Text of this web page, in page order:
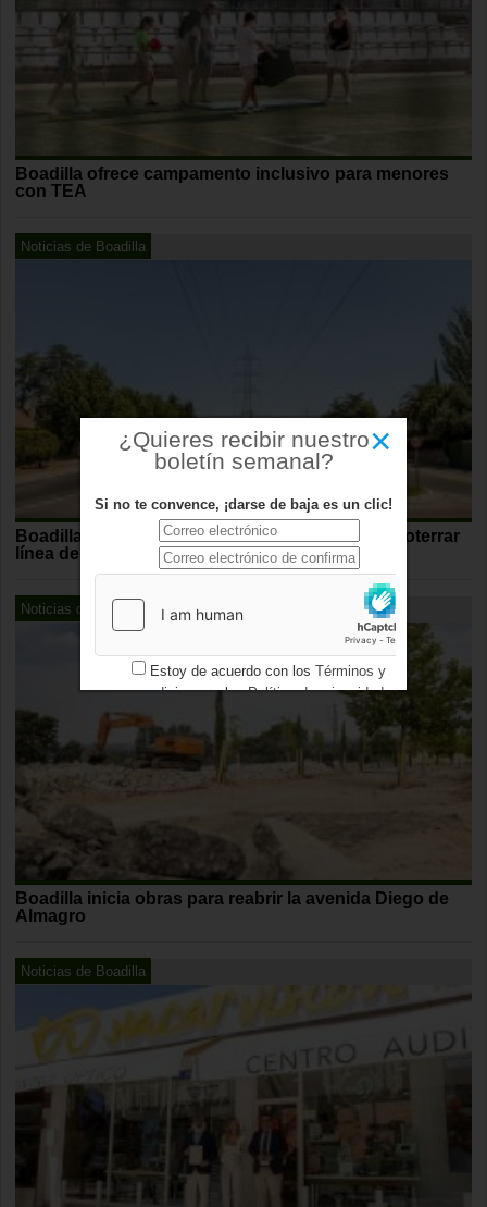
Boadilla ofrece campamento inclusivo para menores
con TEA
Noticias de Boadilla
Boadilla y Red Eléctrica firman convenio para soterrar
línea de alta tensión
Noticias de Boadilla
Boadilla inicia obras para reabrir la avenida Diego de
Almagro
Noticias de Boadilla
×
¿Quieres recibir nuestro
boletín semanal?
Si no te convence, ¡darse de baja es un clic!
Estoy de acuerdo con los Términos y
condicionesy losPolítica de privacidad